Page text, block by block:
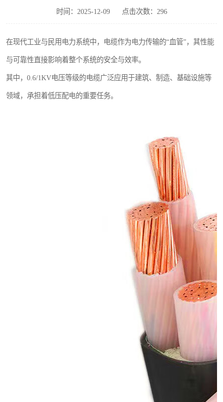
时间：2025-12-09 点击次数：296
在现代工业与民用电力系统中，电缆作为电力传输的“血管”，其性能
与可靠性直接影响着整个系统的安全与效率。
其中，0.6/1KV电压等级的电缆广泛应用于建筑、制造、基础设施等
领域，承担着低压配电的重要任务。